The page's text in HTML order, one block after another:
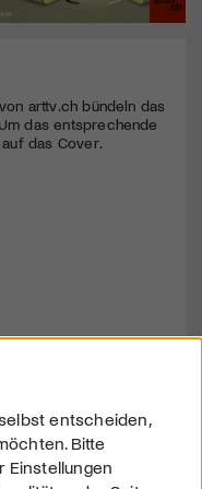
arttv.ch bündeln das
das entsprechende
das Cover.
entscheiden,
Bitte
Einstellungen